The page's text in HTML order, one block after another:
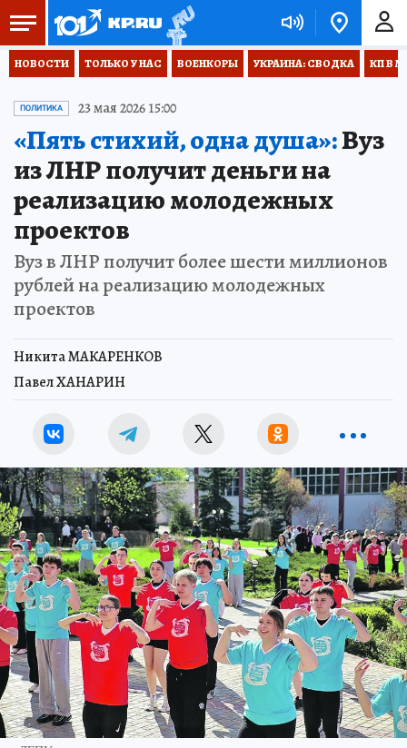
НОВОСТИ ТОЛЬКО У НАС ВОЕНКОРЫ УКРАИНА: СВОДКА КП В
ПОЛИТИКА 23 мая 2026 15:00
«Пять стихий, одна душа»:Вуз
из ЛНР получит деньги на
реализацию молодежных
проектов
Вуз в ЛНР получит более шести миллионов
рублей на реализацию молодежных
проектов
Никита МАКАРЕНКОВ
Павел ХАНАРИН